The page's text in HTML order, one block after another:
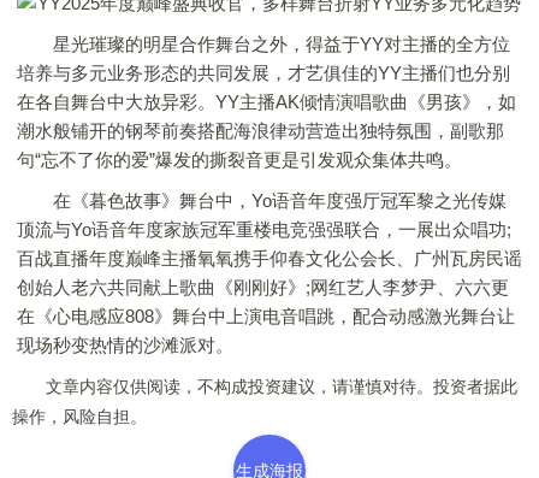
星光璀璨的明星合作舞台之外，得益于YY对主播的全方位
培养与多元业务形态的共同发展，才艺俱佳的YY主播们也分别
在各自舞台中大放异彩。YY主播AK倾情演唱歌曲《男孩》，如
潮水般铺开的钢琴前奏搭配海浪律动营造出独特氛围，副歌那
句“忘不了你的爱”爆发的撕裂音更是引发观众集体共鸣。
在《暮色故事》舞台中，Yo语音年度强厅冠军黎之光传媒
顶流与Yo语音年度家族冠军重楼电竞强强联合，一展出众唱功;
百战直播年度巅峰主播氧氧携手仰春文化公会长、广州瓦房民谣
创始人老六共同献上歌曲《刚刚好》;网红艺人李梦尹、六六更
在《心电感应808》舞台中上演电音唱跳，配合动感激光舞台让
现场秒变热情的沙滩派对。
文章内容仅供阅读，不构成投资建议，请谨慎对待。投资者据此
操作，风险自担。
生成海报